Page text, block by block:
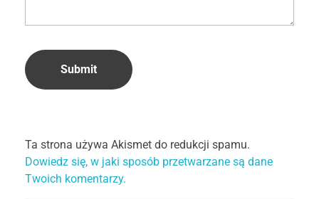
Ta strona używa Akismet do redukcji spamu.
Dowiedz się, w jaki sposób przetwarzane są dane
Twoich komentarzy.